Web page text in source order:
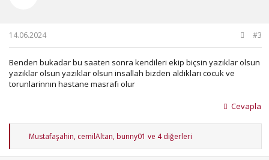
14.06.2024 #3
Benden bukadar bu saaten sonra kendileri ekip biçsin yazıklar olsun
yazıklar olsun yaziklar olsun insallah bizden aldikları cocuk ve
torunlarinnın hastane masrafı olur
Cevapla
T
p
Mustafaşahin, cemilAltan,bunny01 ve 4 diğerleri